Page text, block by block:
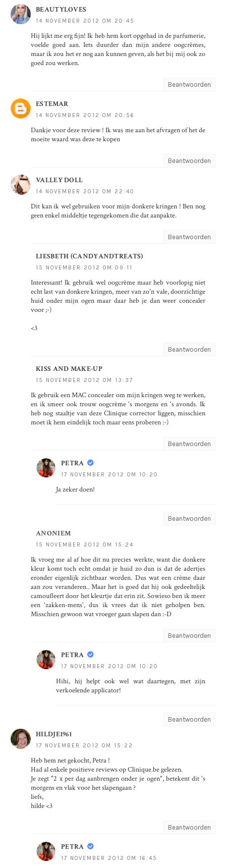
BEAUTYLOVES
14 NOVEMBER 2012 OM 20:45
Hij lijkt me erg fijn! Ik heb hem kort opgehad in de parfumerie,
voelde goed aan. Iets duurder dan mijn andere oogcrèmes,
maar ik zou het er nog aan kunnen geven, als het bij mij ook zo
goed zou werken.
Beantwoorden
ESTEMAR
14 NOVEMBER 2012 OM 20:56
Dankje voor deze review ! Ik was me aan het afvragen of het de
moeite waard was deze te kopen
Beantwoorden
VALLEY DOLL
14 NOVEMBER 2012 OM 22:40
Dit kan ik wel gebruiken voor mijn donkere kringen ! Ben nog
geen enkel middeltje tegengekomen die dat aanpakte.
Beantwoorden
LIESBETH (CANDYANDTREATS)
15 NOVEMBER 2012 OM 09:11
Interessant! Ik gebruik wel oogcrème maar heb voorlopig niet
echt last van donkere kringen, meer van zo'n vale, doorzichtige
huid onder mijn ogen maar daar heb je dan weer concealer
voor ;-)
<3
Beantwoorden
KISS AND MAKE-UP
15 NOVEMBER 2012 OM 13:37
Ik gebruik een MAC concealer om mijn kringen weg te werken,
en ik smeer ook trouw oogcrème 's morgens en 's avonds. Ik
heb nog staaltje van deze Clinique corrector liggen, misschien
moet ik hem eindelijk toch maar eens proberen :-)
Beantwoorden
PETRA
17 NOVEMBER 2012 OM 10:20
Ja zeker doen!
Beantwoorden
ANONIEM
15 NOVEMBER 2012 OM 15:24
Ik vroeg me al af hoe dit nu precies werkte, want die donkere
kleur komt toch echt omdat je huid zo dun is dat de adertjes
eronder eigenlijk zichtbaar worden. Dus wat een crème daar
aan zou veranderen.. Maar het is goed dat hij ook gedeeltelijk
camoufleert door het kleurtje dat erin zit. Sowieso ben ik meer
een 'zakken-mens', dus ik vrees dat ik niet geholpen ben.
Misschien gewoon wat vroeger gaan slapen dan :-D
Beantwoorden
PETRA
17 NOVEMBER 2012 OM 10:20
Hihi, hij helpt ook wel wat daartegen, met zijn
verkoelende applicator!
Beantwoorden
HILDJE1961
17 NOVEMBER 2012 OM 15:22
Heb hem net gekocht, Petra !
Had al enkele positieve reviews op Clinique.be gelezen.
Je zegt "2 x per dag aanbrengen onder je ogen", betekent dit 's
morgens en vlak voor het slapengaan ?
liefs,
hilde <3
Beantwoorden
PETRA
17 NOVEMBER 2012 OM 16:45